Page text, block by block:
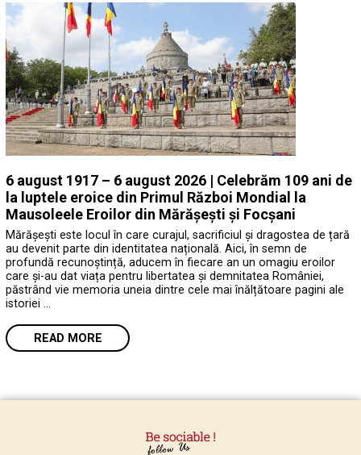
6 august 1917 – 6 august 2026 | Celebrăm 109 ani de
la luptele eroice din Primul Război Mondial la
Mausoleele Eroilor din Mărășești și Focșani
Mărășești este locul în care curajul, sacrificiul și dragostea de țară
au devenit parte din identitatea națională. Aici, în semn de
profundă recunoștință, aducem în fiecare an un omagiu eroilor
care și-au dat viața pentru libertatea și demnitatea României,
păstrând vie memoria uneia dintre cele mai înălțătoare pagini ale
istoriei …
READ MORE